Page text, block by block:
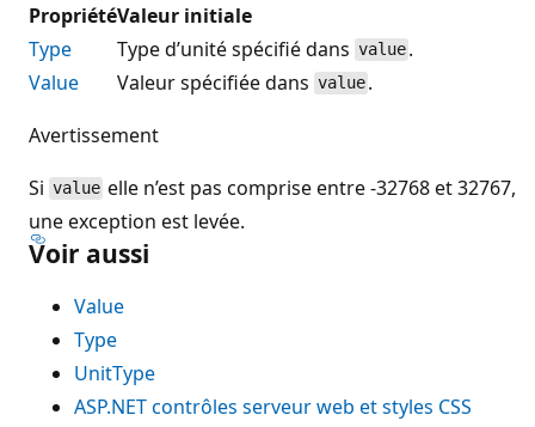
PropriétéValeur initiale
Type
Type d’unité spécifié dans value .
Value
Valeur spécifiée dans value .
Avertissement
Si value elle n’est pas comprise entre -32768 et 32767,
une exception est levée.
Voir aussi
Value
Type
UnitType
ASP.NET contrôles serveur web et styles CSS